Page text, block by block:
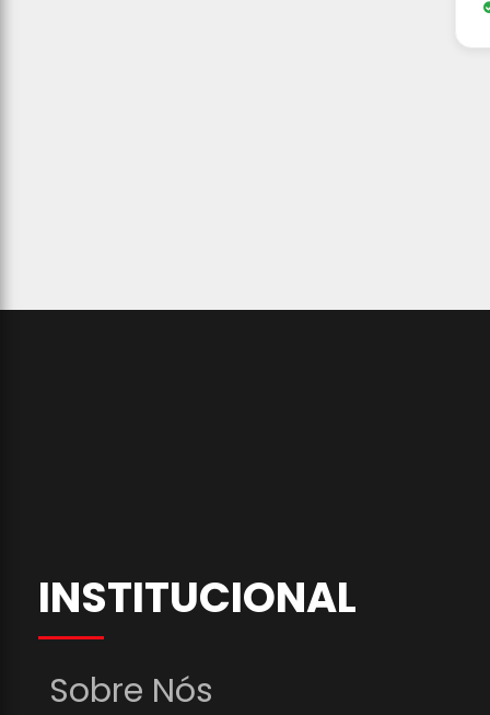
INSTITUCIONAL
Sobre Nós